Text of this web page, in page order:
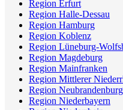
Region Erfurt
Region Halle-Dessau
Region Hamburg
Region Koblenz
Region Lüneburg-
Region Magdeburg
Region Mainfranken
Region Mittlerer
Region Neubrandenburg
Region Niederbayern